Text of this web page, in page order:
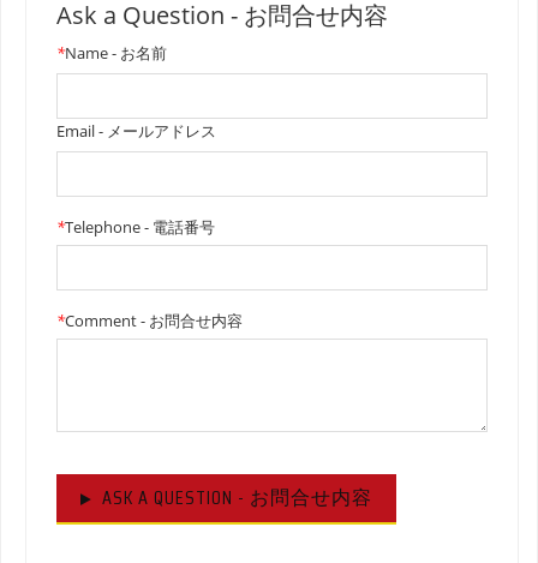
Ask a Question - お問合せ内容
*Name - お名前
Email - メールアドレス
*Telephone - 電話番号
*Comment - お問合せ内容
ASK A QUESTION - お問合せ内容